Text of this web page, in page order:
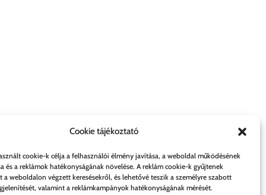
Cookie tájékoztató
cookie-k célja a felhasználói élmény javítása, a weboldal működésének
és a reklámok hatékonyságának növelése. A reklám cookie-k gyűjtenek
a weboldalon végzett keresésekről, és lehetővé teszik a személyre szabott
valamint a reklámkampányok hatékonyságának mérését.